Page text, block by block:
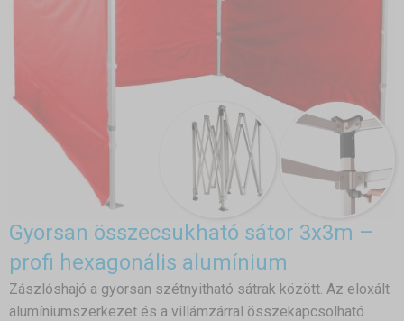
Gyorsan összecsukható sátor 3x3m –
profi hexagonális alumínium
Zászlóshajó a gyorsan szétnyitható sátrak között. Az eloxált
alumíniumszerkezet és a villámzárral összekapcsolható